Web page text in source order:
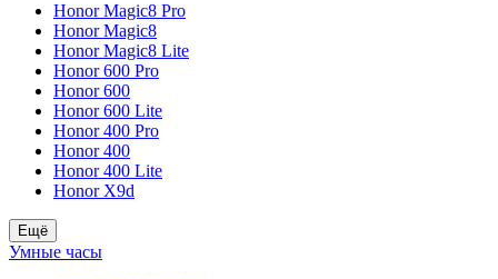
Honor Magic8 Pro
Honor Magic8
Honor Magic8 Lite
Honor 600 Pro
Honor 600
Honor 600 Lite
Honor 400 Pro
Honor 400
Honor 400 Lite
Honor X9d
Ещё
Умные часы